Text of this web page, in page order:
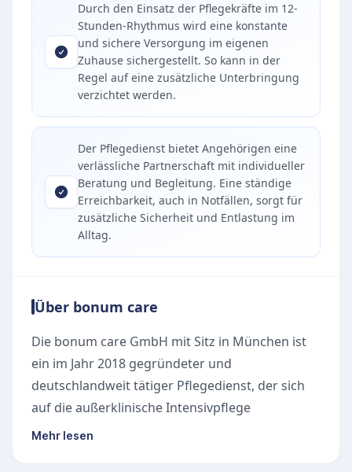
Durch den Einsatz der Pflegekräfte im 12-
Stunden-Rhythmus wird eine konstante
und sichere Versorgung im eigenen
Zuhause sichergestellt. So kann in der
Regel auf eine zusätzliche Unterbringung
verzichtet werden.
Der Pflegedienst bietet Angehörigen eine
verlässliche Partnerschaft mit individueller
Beratung und Begleitung. Eine ständige
Erreichbarkeit, auch in Notfällen, sorgt für
zusätzliche Sicherheit und Entlastung im
Alltag.
Über bonum care
Die bonum care GmbH mit Sitz in München ist
ein im Jahr 2018 gegründeter und
deutschlandweit tätiger Pflegedienst, der sich
auf die außerklinische Intensivpflege
spezialisiert hat. Im Mittelpunkt der Arbeit steht
Mehr lesen